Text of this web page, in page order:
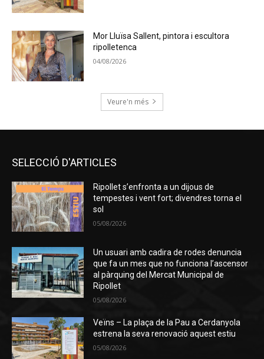
Mor Lluïsa Sallent, pintora i escultora
ripolletenca
04/08/2026
Veure'n més
SELECCIÓ D'ARTICLES
Ripollet s’enfronta a un dijous de
tempestes i vent fort; divendres torna el
sol
05/08/2026
Un usuari amb cadira de rodes denuncia
que fa un mes que no funciona l’ascensor
al pàrquing del Mercat Municipal de
Ripollet
05/08/2026
Veïns – La plaça de la Pau a Cerdanyola
estrena la seva renovació aquest estiu
05/08/2026